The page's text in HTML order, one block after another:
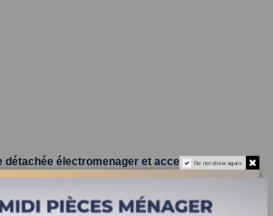
détachée électromenager et accessoiredepuis
la france pour CASINO - CARREFOUR -
- BUT - BOULANGER - LEROY MERLIN -
Do not show again.